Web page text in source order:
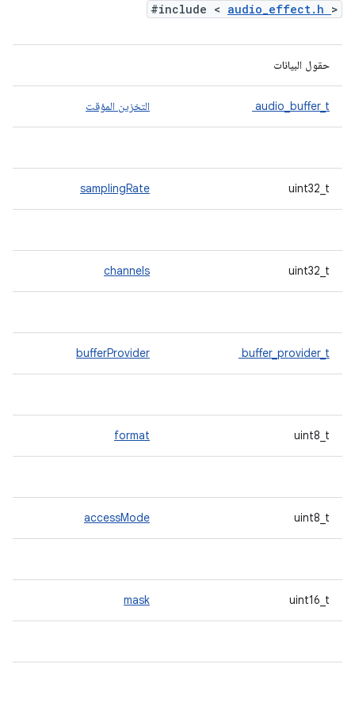
#include < audio_effect.h >
حقول البيانات
audio_buffer_t التخزين المؤقت
uint32_t
samplingRate
uint32_t
channels
buffer_provider_t
bufferProvider
uint8_t
format
uint8_t
accessMode
uint16_t
mask